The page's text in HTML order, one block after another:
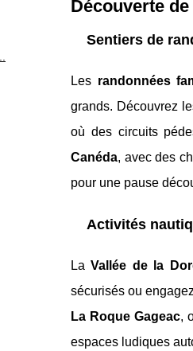
Découverte
Sentiers de
Les randonnées
grands. Découvrez
où des circuits
Canéda, avec des
pour une pause
Activités
LaVallée de la
sécurisés ou
La Roque Gageac,
espaces ludiques